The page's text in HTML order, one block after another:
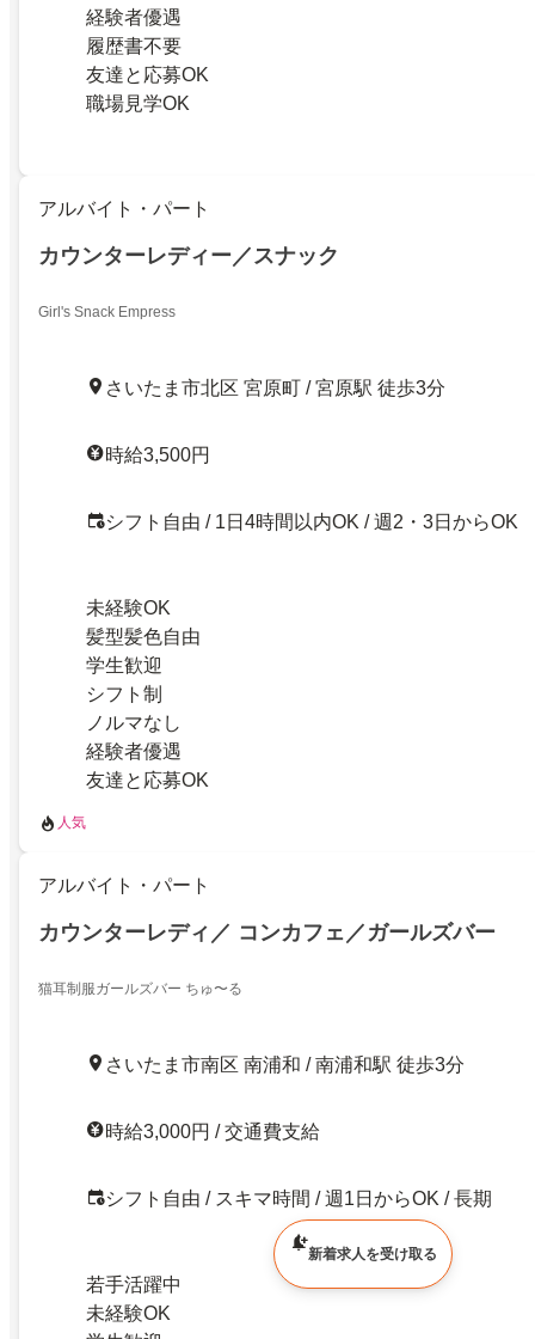
経験者優遇
履歴書不要
友達と応募OK
職場見学OK
アルバイト・パート
カウンターレディー／スナック
Girl's Snack Empress
さいたま市北区 宮原町 / 宮原駅 徒歩3分
時給3,500円
シフト自由 / 1日4時間以内OK / 週2・3日からOK
未経験OK
髪型髪色自由
学生歓迎
シフト制
ノルマなし
経験者優遇
友達と応募OK
人気
アルバイト・パート
カウンターレディ／ コンカフェ／ガールズバー
猫耳制服ガールズバー ちゅ〜る
さいたま市南区 南浦和 / 南浦和駅 徒歩3分
時給3,000円 / 交通費支給
シフト自由 / スキマ時間 / 週1日からOK / 長期
若手活躍中
未経験OK
新着求人を受け取る